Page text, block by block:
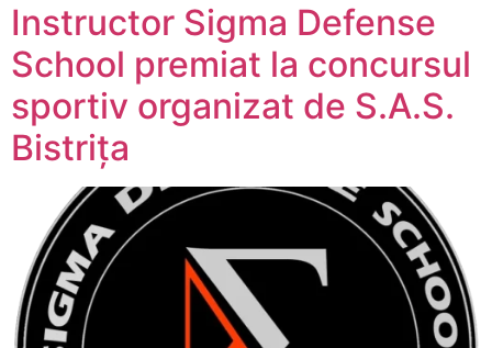
Instructor Sigma Defense
School premiat la concursul
sportiv organizat de S.A.S.
Bistrița